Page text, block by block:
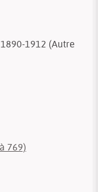
1912 (Autre
769)